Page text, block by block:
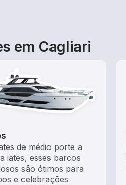
em Cagliari
de médio porte a
iates, esses barcos
são ótimos para
e celebrações